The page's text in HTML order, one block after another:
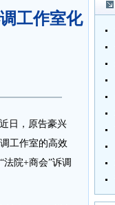
工作室化
日，原告豪兴
工作室的高效
院+商会”诉调